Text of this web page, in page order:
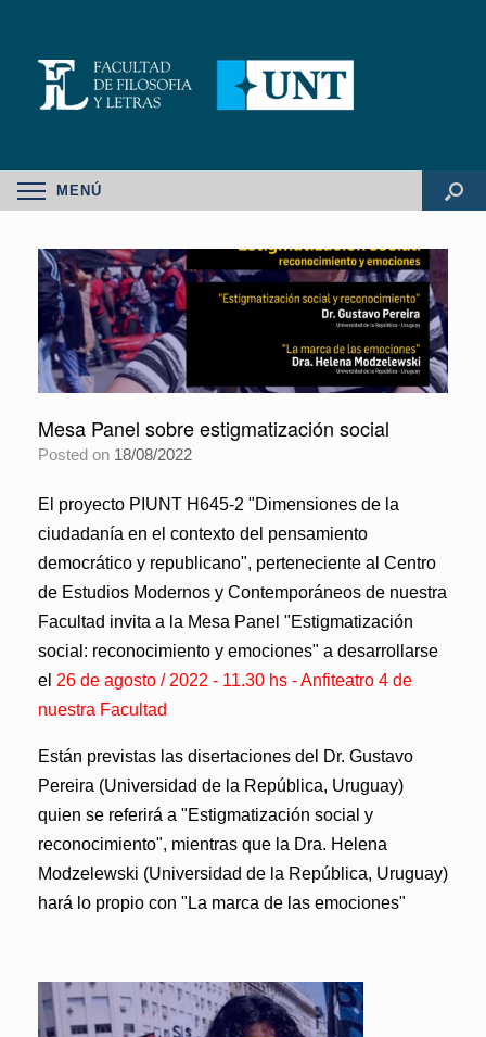
MENÚ
Mesa Panel sobre estigmatización social
Posted on 18/08/2022
El proyecto PIUNT H645-2 "Dimensiones de la
ciudadanía en el contexto del pensamiento
democrático y republicano", perteneciente al Centro
de Estudios Modernos y Contemporáneos de nuestra
Facultad invita a la Mesa Panel "Estigmatización
social: reconocimiento y emociones" a desarrollarse
el 26 de agosto / 2022 - 11.30 hs - Anfiteatro 4 de
nuestra Facultad
Están previstas las disertaciones del Dr. Gustavo
Pereira (Universidad de la República, Uruguay)
quien se referirá a "Estigmatización social y
reconocimiento", mientras que la Dra. Helena
Modzelewski (Universidad de la República, Uruguay)
hará lo propio con "La marca de las emociones"